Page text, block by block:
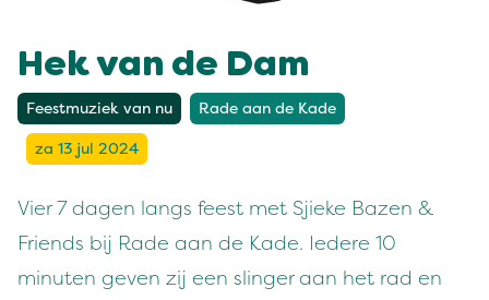
Hek van de Dam
Feestmuziek van nu Rade aan de Kade
za 13 jul 2024
Vier 7 dagen langs feest met Sjieke Bazen &
Friends bij Rade aan de Kade. Iedere 10
minuten geven zij een slinger aan het rad en